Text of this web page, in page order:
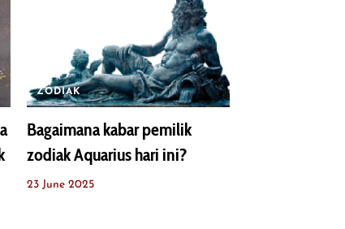
ZODIAK
Bagaimana kabar pemilik
zodiak Aquarius hari ini?
23 June 2025